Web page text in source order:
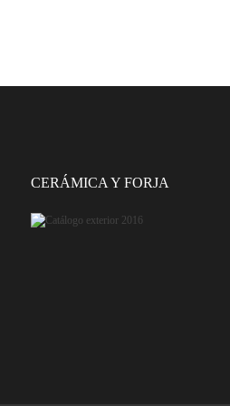
CERÁMICA Y FORJA